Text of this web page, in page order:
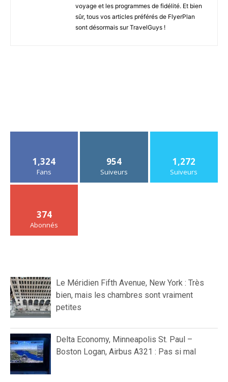
voyage et les programmes de fidélité. Et bien
sûr, tous vos articles préférés de FlyerPlan
sont désormais sur TravelGuys !
1,324
Fans
954
Suiveurs
1,272
Suiveurs
374
Abonnés
Le Méridien Fifth Avenue, New York : Très
bien, mais les chambres sont vraiment
petites
Delta Economy, Minneapolis St. Paul –
Boston Logan, Airbus A321 : Pas si mal